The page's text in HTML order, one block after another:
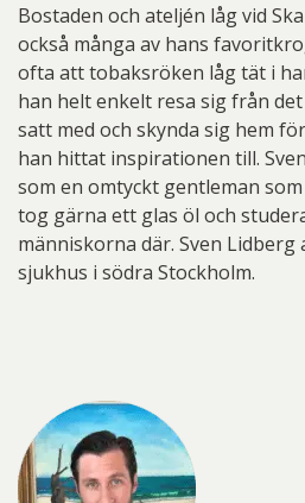
Bostaden och ateljén låg vid
också många av hans
ofta att tobaksröken låg tät i
han helt enkelt resa sig från
satt med och skynda sig hem
han hittat inspirationen till.
som en omtyckt gentleman
tog gärna ett glas öl och
människorna där. Sven Lidberg
sjukhus i södra Stockholm.